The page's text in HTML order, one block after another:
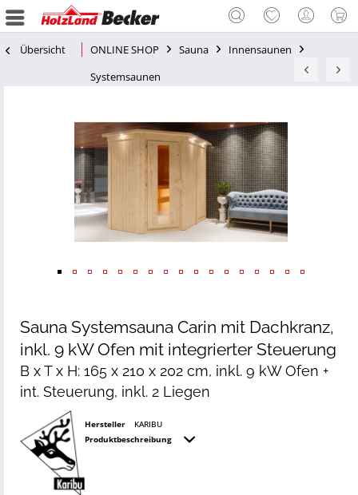
Übersicht ONLINE SHOP Sauna
Innensaunen
Systemsaunen
Sauna Systemsauna Carin mit Dachkranz,
inkl. 9 kW Ofen mit integrierter Steuerung
B x T x H: 165 x 210 x 202 cm, inkl. 9 kW Ofen +
int. Steuerung, inkl. 2 Liegen
Hersteller
KARIBU
Produktbeschreibung